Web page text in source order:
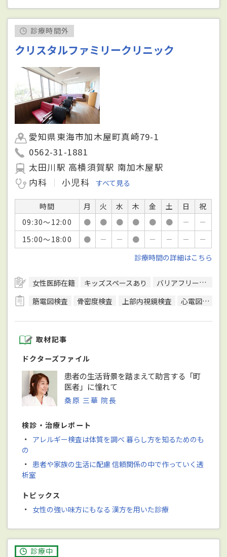
診療時間外
クリスタルファミリークリニック
愛知県東海市加木屋町真崎79-1
0562-31-1881
太田川駅 高横須賀駅 南加木屋駅
内科
小児科 すべて見る
時間 月 火 水 木 金 土 日
祝
09:30～12:00
● ● ● ● ● ● －
－
15:00～18:00
● － － ● － － －
－
診療時間の詳細はこちら
女性医師在籍 キッズスペースあり バリアフリー対応
筋電図検査
骨密度検査 上部内視鏡検査 心電図検査
取材記事
ドクターズファイル
患者の生活背景を踏まえて助言する「町
医者」に憧れて
桑原 三華 院長
検診・治療レポート
・ アレルギー検査は体質を調べ 暮らし方を知るためのも
の
・ 患者や家族の生活に配慮 信頼関係の中で作っていく透
析室
トピックス
・ 女性の強い味方にもなる 漢方を用いた診療
診療中